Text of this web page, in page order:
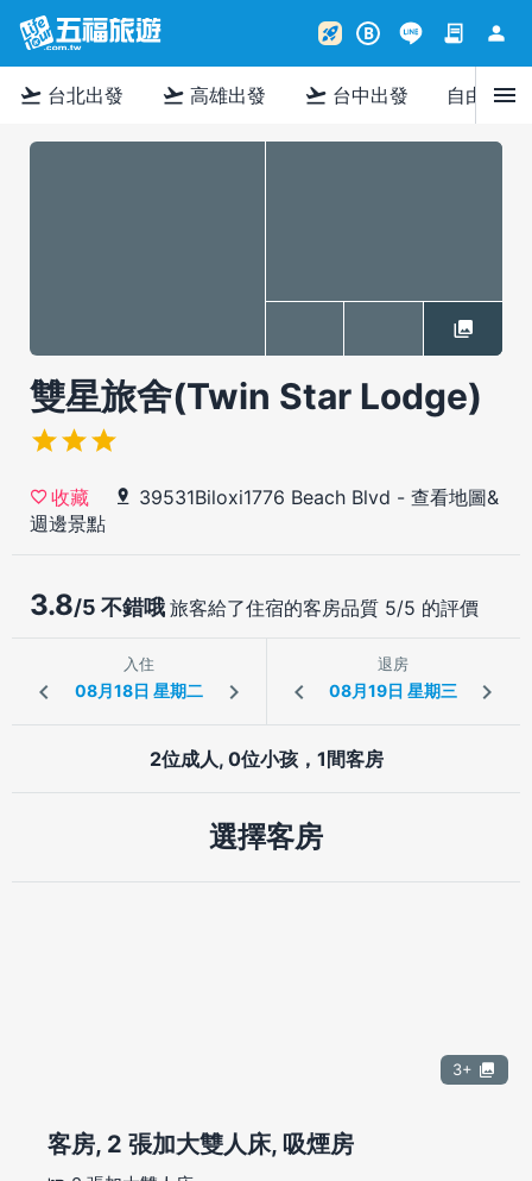
rocket_launch B contract person
flight_takeoff 台北出發 flight_takeoff 高雄出發 flight_takeoff 台中出發 自由行menu
雙星旅舍(Twin Star Lodge)
收藏 39531Biloxi1776 Beach Blvd - 查看地圖&
週邊景點
3.8/5 不錯哦 旅客給了住宿的客房品質 5/5 的評價
入住 退房
2位成人, 0位小孩，1間客房
選擇客房
3+
客房, 2 張加大雙人床, 吸煙房